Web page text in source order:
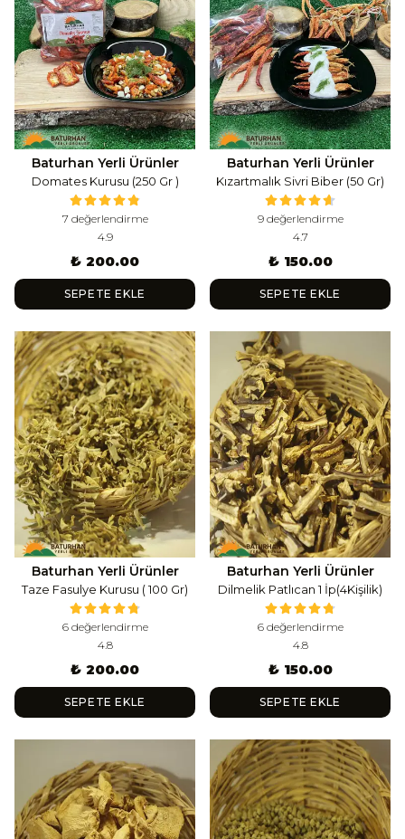
Baturhan Yerli Ürünler
Domates Kurusu (250 Gr )
7 değerlendirme
4.9
₺ 200.00
SEPETE EKLE
Baturhan Yerli Ürünler
Kızartmalık Sivri Biber (50 Gr)
9 değerlendirme
4.7
₺ 150.00
SEPETE EKLE
Baturhan Yerli Ürünler
Taze Fasulye Kurusu ( 100 Gr)
6 değerlendirme
4.8
₺ 200.00
SEPETE EKLE
Baturhan Yerli Ürünler
Dilmelik Patlıcan 1 İp(4Kişilik)
6 değerlendirme
4.8
₺ 150.00
SEPETE EKLE